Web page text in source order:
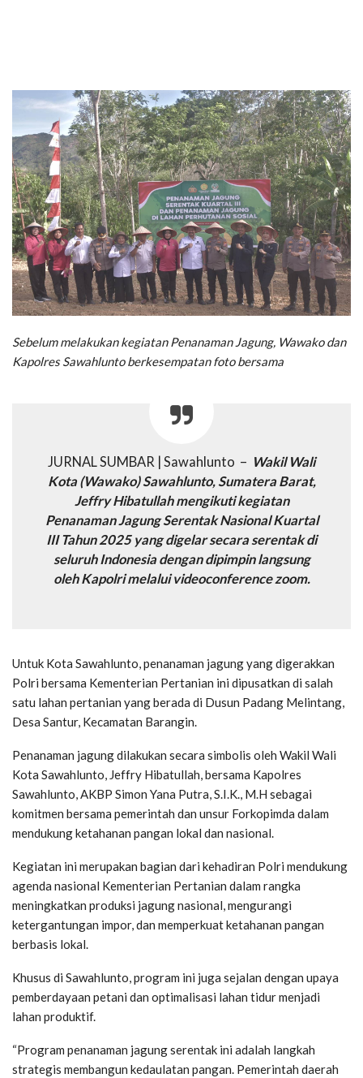
Sebelum melakukan kegiatan Penanaman Jagung, Wawako dan
Kapolres Sawahlunto berkesempatan foto bersama
JURNAL SUMBAR | Sawahlunto – Wakil Wali
Kota (Wawako) Sawahlunto, Sumatera Barat,
Jeffry Hibatullah mengikuti kegiatan
Penanaman Jagung Serentak Nasional Kuartal
III Tahun 2025 yang digelar secara serentak di
seluruh Indonesia dengan dipimpin langsung
oleh Kapolri melalui videoconference zoom.
Untuk Kota Sawahlunto, penanaman jagung yang digerakkan
Polri bersama Kementerian Pertanian ini dipusatkan di salah
satu lahan pertanian yang berada di Dusun Padang Melintang,
Desa Santur, Kecamatan Barangin.
Penanaman jagung dilakukan secara simbolis oleh Wakil Wali
Kota Sawahlunto, Jeffry Hibatullah, bersama Kapolres
Sawahlunto, AKBP Simon Yana Putra, S.I.K., M.H sebagai
komitmen bersama pemerintah dan unsur Forkopimda dalam
mendukung ketahanan pangan lokal dan nasional.
Kegiatan ini merupakan bagian dari kehadiran Polri mendukung
agenda nasional Kementerian Pertanian dalam rangka
meningkatkan produksi jagung nasional, mengurangi
ketergantungan impor, dan memperkuat ketahanan pangan
berbasis lokal.
Khusus di Sawahlunto, program ini juga sejalan dengan upaya
pemberdayaan petani dan optimalisasi lahan tidur menjadi
lahan produktif.
“Program penanaman jagung serentak ini adalah langkah
strategis membangun kedaulatan pangan. Pemerintah daerah